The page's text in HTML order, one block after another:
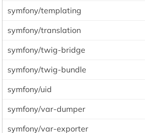
symfony/templating
symfony/translation
symfony/twig-bridge
symfony/twig-bundle
symfony/uid
symfony/var-dumper
symfony/var-exporter